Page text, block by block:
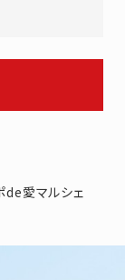
de愛マルシェ